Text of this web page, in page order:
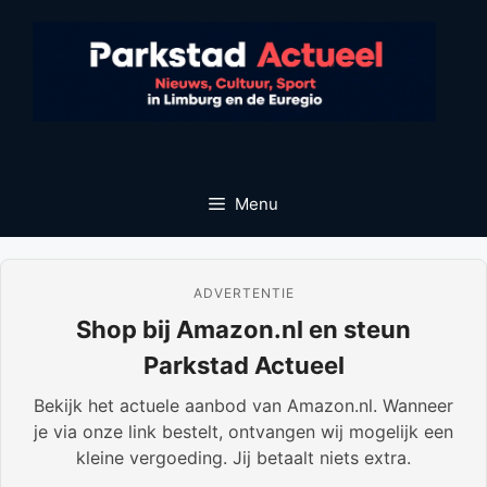
Menu
ADVERTENTIE
Shop bij Amazon.nl en steun
Parkstad Actueel
Bekijk het actuele aanbod van Amazon.nl. Wanneer
je via onze link bestelt, ontvangen wij mogelijk een
kleine vergoeding. Jij betaalt niets extra.